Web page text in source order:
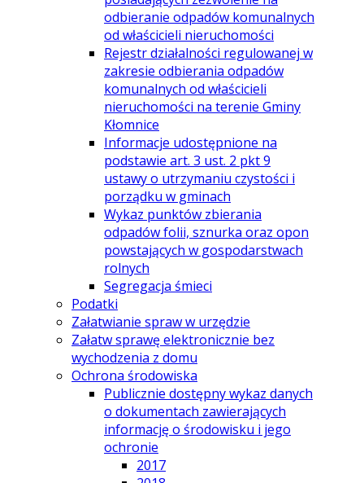
odbieranie odpadów komunalnych
od właścicieli nieruchomości
Rejestr działalności regulowanej w
zakresie odbierania odpadów
komunalnych od właścicieli
nieruchomości na terenie Gminy
Kłomnice
Informacje udostępnione na
podstawie art. 3 ust. 2 pkt 9
ustawy o utrzymaniu czystości i
porządku w gminach
Wykaz punktów zbierania
odpadów folii, sznurka oraz opon
powstających w gospodarstwach
rolnych
Segregacja śmieci
Podatki
Załatwianie spraw w urzędzie
Załatw sprawę elektronicznie bez
wychodzenia z domu
Ochrona środowiska
Publicznie dostępny wykaz danych
o dokumentach zawierających
informację o środowisku i jego
ochronie
2017